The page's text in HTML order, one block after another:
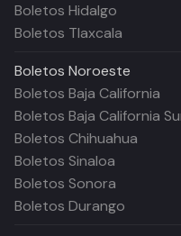
Boletos Hidalgo
Boletos Tlaxcala
Boletos Noroeste
Boletos Baja California
Boletos Baja California
Boletos Chihuahua
Boletos Sinaloa
Boletos Sonora
Boletos Durango